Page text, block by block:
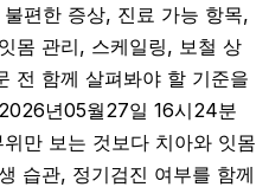
편한 증상, 진료 가능 항목,
몸 관리, 스케일링, 보철 상
전 함께 살펴봐야 할 기준을
년05월27일 16시24분
만 보는 것보다 치아와 잇몸
습관, 정기검진 여부를 함께